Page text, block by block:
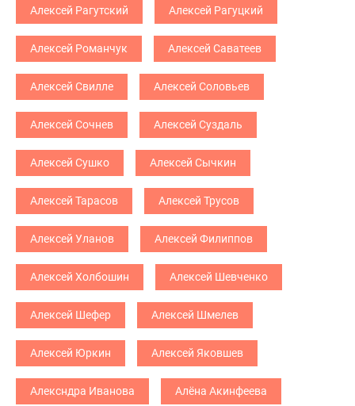
Алексей Рагутский Алексей Рагуцкий
Алексей Романчук Алексей Саватеев
Алексей Свилле Алексей Соловьев
Алексей Сочнев Алексей Суздаль
Алексей Сушко Алексей Сычкин
Алексей Тарасов Алексей Трусов
Алексей Уланов Алексей Филиппов
Алексей Холбошин Алексей Шевченко
Алексей Шефер Алексей Шмелев
Алексей Юркин Алексей Яковшев
Алексндра Иванова Алёна Акинфеева